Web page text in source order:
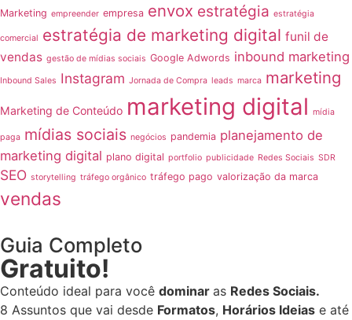
Marketing empreender empresa envox estratégia estratégia
comercial estratégia de marketing digital funil de
vendas gestão de mídias sociais Google Adwords inbound marketing
Inbound Sales Instagram Jornada de Compra leads marca marketing
Marketing de Conteúdo marketing digital mídia
paga mídias sociais negócios pandemia planejamento de
marketing digital plano digital portfolio publicidade Redes Sociais SDR
SEO storytelling tráfego orgânico tráfego pago valorização da marca
vendas
Guia Completo
Gratuito!
Conteúdo ideal para você dominar as Redes Sociais.
8 Assuntos que vai desde Formatos, Horários Ideias e até